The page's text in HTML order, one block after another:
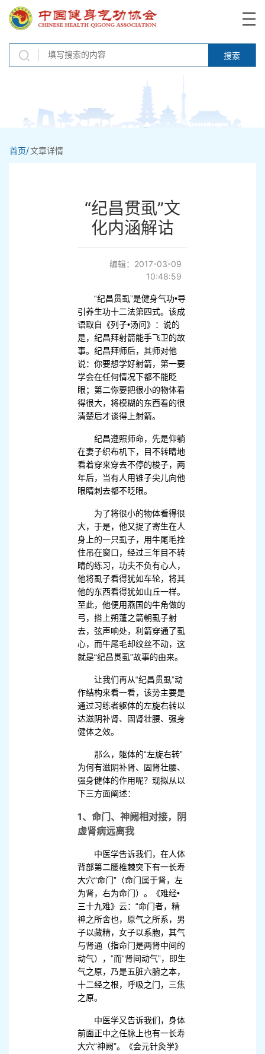
搜索
首页/文章详情
“纪昌贯虱”文
化内涵解诂
编辑：2017-03-09
10:48:59
“纪昌贯虱”是健身气功•导
引养生功十二法第四式。该成
语取自《列子•汤问》：说的
是，纪昌拜射箭能手飞卫的故
事。纪昌拜师后，其师对他
说：你要想学好射箭，第一要
学会在任何情况下都不能眨
眼；第二你要把很小的物体看
得很大，将模糊的东西看的很
清楚后才谈得上射箭。
纪昌遵照师命，先是仰躺
在妻子织布机下，目不转睛地
看着穿来穿去不停的梭子，两
年后，当有人用锥子尖儿向他
眼睛刺去都不眨眼。
为了将很小的物体看得很
大，于是，他又捉了寄生在人
身上的一只虱子，用牛尾毛拴
住吊在窗口，经过三年目不转
睛的练习，功夫不负有心人，
他将虱子看得犹如车轮，将其
他的东西看得犹如山丘一样。
至此，他便用燕国的牛角做的
弓，搭上朔蓬之箭朝虱子射
去，弦声响处，利箭穿通了虱
心，而牛尾毛却纹丝不动，这
就是“纪昌贯虱”故事的由来。
让我们再从“纪昌贯虱”动
作结构来看一看，该势主要是
通过习练者躯体的左旋右转以
达滋阴补肾、固肾壮腰、强身
健体之效。
那么，躯体的“左旋右转”
为何有滋阴补肾、固肾壮腰、
强身健体的作用呢？现拟从以
下三方面阐述：
1、命门、神阙相对接，阴
虚肾病远离我
中医学告诉我们，在人体
背部第二腰椎棘突下有一长寿
大穴“命门”（命门属于肾，左
为肾，右为命门）。《难经•
三十九难》云：“命门者，精
神之所舍也，原气之所系，男
子以藏精，女子以系胞，其气
与肾通（指命门是两肾中间的
动气），”而“肾间动气”，即生
气之原，乃是五脏六腑之本，
十二经之根，呼吸之门，三焦
之原。
中医学又告诉我们，身体
前面正中之任脉上也有一长寿
大穴“神阙”。《会元针灸学》